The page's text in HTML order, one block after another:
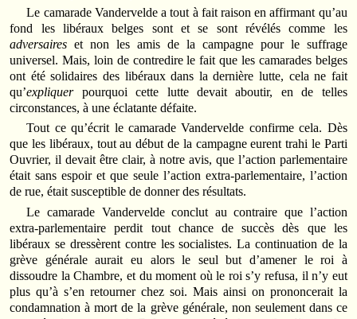
Le camarade Vandervelde a tout à fait raison en affirmant qu’au
fond les libéraux belges sont et se sont révélés comme les
adversaires et non les amis de la campagne pour le suffrage
universel. Mais, loin de contredire le fait que les camarades belges
ont été solidaires des libéraux dans la dernière lutte, cela ne fait
qu’expliquerpourquoi cette lutte devait aboutir, en de telles
circonstances, à une éclatante défaite.
Tout ce qu’écrit le camarade Vandervelde confirme cela. Dès
que les libéraux, tout au début de la campagne eurent trahi le Parti
Ouvrier, il devait être clair, à notre avis, que l’action parlementaire
était sans espoir et que seule l’action extra-parlementaire, l’action
de rue, était susceptible de donner des résultats.
Le camarade Vandervelde conclut au contraire que l’action
extra-parlementaire perdit tout chance de succès dès que les
libéraux se dressèrent contre les socialistes. La continuation de la
grève générale aurait eu alors le seul but d’amener le roi à
dissoudre la Chambre, et du moment où le roi s’y refusa, il n’y eut
plus qu’à s’en retourner chez soi. Mais ainsi on prononcerait la
condamnation à mort de la grève générale, non seulement dans ce